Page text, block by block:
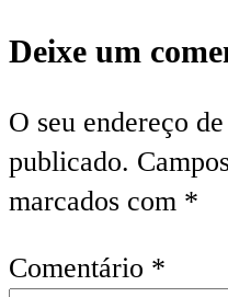
Deixe um
O seu endereço
publicado.
marcados com *
Comentário *